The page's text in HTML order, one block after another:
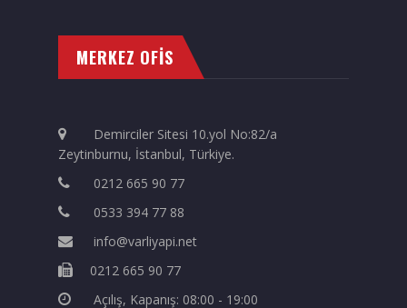
MERKEZ OFİS
Demirciler Sitesi 10.yol No:82/a
Zeytinburnu, İstanbul, Türkiye.
0212 665 90 77
0533 394 77 88
info@varliyapi.net
0212 665 90 77
Açılış, Kapanış: 08:00 - 19:00